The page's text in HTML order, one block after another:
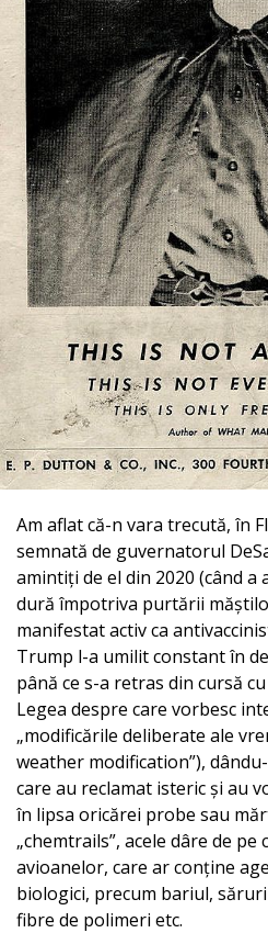
Am aflat că-n vara trecută, în
semnată de guvernatorul
amintiți de el din 2020 (când
dură împotriva purtării
manifestat activ ca
Trump l-a umilit constant în
până ce s-a retras din cursă
Legea despre care vorbesc
„modificările deliberate ale
weather modification”),
care au reclamat isteric și au
în lipsa oricărei probe sau
„chemtrails”, acele dâre de
avioanelor, care ar conține
biologici, precum bariul,
fibre de polimeri etc.